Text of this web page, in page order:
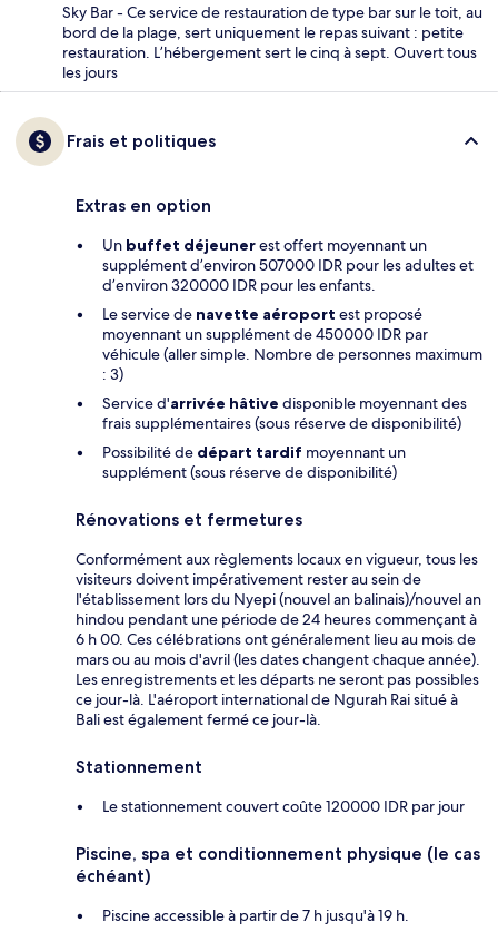
Sky Bar - Ce service de restauration de type bar sur le toit, au
bord de la plage, sert uniquement le repas suivant : petite
restauration. L’hébergement sert le cinq à sept. Ouvert tous
les jours
Frais et politiques
Extras en option
Un buffet déjeunerest offert moyennant un
supplément d’environ 507000 IDR pour les adultes et
d’environ 320000 IDR pour les enfants.
Le service de navette aéroport est proposé
moyennant un supplément de 450000 IDR par
véhicule (aller simple. Nombre de personnes maximum
: 3)
Service d'arrivée hâtive disponible moyennant des
frais supplémentaires (sous réserve de disponibilité)
Possibilité de départ tardif moyennant un
supplément (sous réserve de disponibilité)
Rénovations et fermetures
Conformément aux règlements locaux en vigueur, tous les
visiteurs doivent impérativement rester au sein de
l'établissement lors du Nyepi (nouvel an balinais)/nouvel an
hindou pendant une période de 24 heures commençant à
6 h 00. Ces célébrations ont généralement lieu au mois de
mars ou au mois d'avril (les dates changent chaque année).
Les enregistrements et les départs ne seront pas possibles
ce jour-là. L'aéroport international de Ngurah Rai situé à
Bali est également fermé ce jour-là.
Stationnement
Le stationnement couvert coûte 120000 IDR par jour
Piscine, spa et conditionnement physique (le cas
échéant)
Piscine accessible à partir de 7 h jusqu'à 19 h.